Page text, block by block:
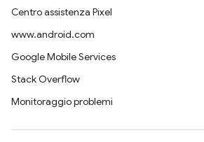
Centro assistenza Pixel
www.android.com
Google Mobile Services
Stack Overflow
Monitoraggio problemi